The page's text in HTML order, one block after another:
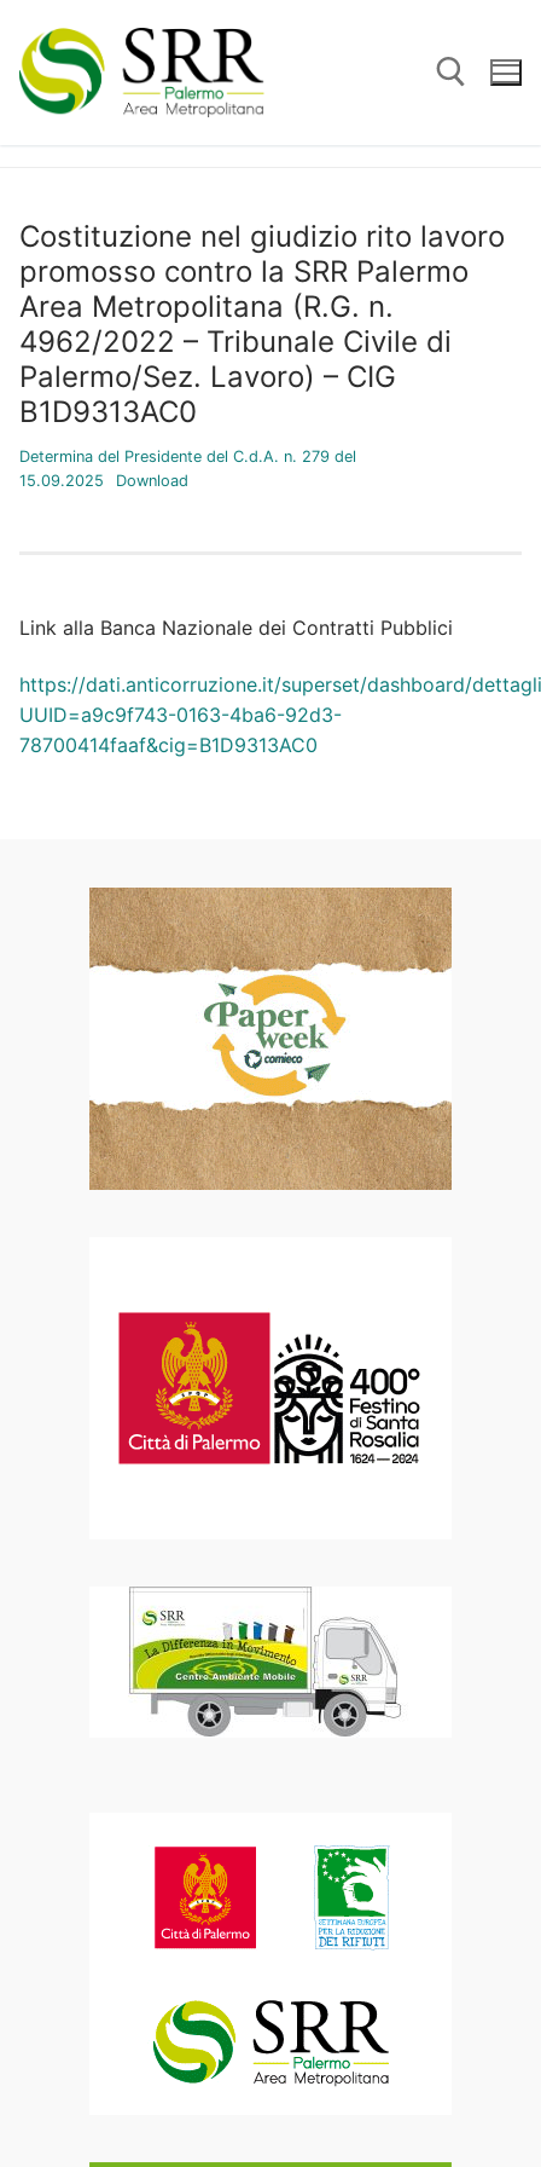
contenuto
Costituzione nel giudizio rito lavoro
promosso contro la SRR Palermo
Area Metropolitana (R.G. n.
4962/2022 – Tribunale Civile di
Palermo/Sez. Lavoro) – CIG
B1D9313AC0
Determina del Presidente del C.d.A. n. 279 del
15.09.2025
Download
Link alla Banca Nazionale dei Contratti Pubblici
https://dati.anticorruzione.it/superset/dashboard/
UUID=a9c9f743-0163-4ba6-92d3-
78700414faaf&cig=B1D9313AC0